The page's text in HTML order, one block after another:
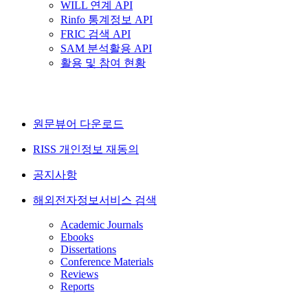
WILL 연계 API
Rinfo 통계정보 API
FRIC 검색 API
SAM 분석활용 API
활용 및 참여 현황
원문뷰어 다운로드
RISS 개인정보 재동의
공지사항
해외전자정보서비스 검색
Academic Journals
Ebooks
Dissertations
Conference Materials
Reviews
Reports